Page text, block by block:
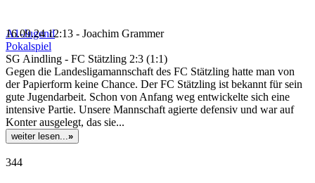
A1-Jugend
16.09.24 12:13 - Joachim Grammer
Pokalspiel
SG Aindling - FC Stätzling 2:3 (1:1)
Gegen die Landesligamannschaft des FC Stätzling hatte man von
der Papierform keine Chance. Der FC Stätzling ist bekannt für sein
gute Jugendarbeit. Schon von Anfang weg entwickelte sich eine
intensive Partie. Unsere Mannschaft agierte defensiv und war auf
Konter ausgelegt, das sie...
weiter lesen...»
344